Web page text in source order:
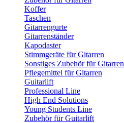
Koffer
Taschen
Gitarrengurte
Gitarrenständer
Kapodaster
Stimmgeräte für Gitarren
Sonstiges Zubehör für Gitarren
Pflegemittel für Gitarren
Guitarlift
Professional Line
High End Solutions
Young Students Line
Zubehör für Guitarlift